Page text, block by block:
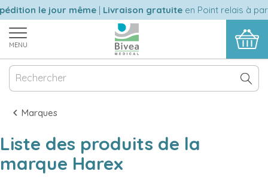
le jour même| Livraison gratuiteen Point relais à
MENU
Marques
Liste des produits de la
marque Harex